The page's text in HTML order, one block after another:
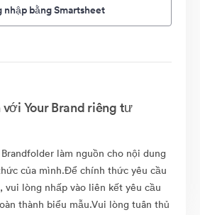
nhập bằng Smartsheet
Your Brand riêng tư
làm nguồn cho nội dung
của mình.Để chính thức yêu cầu
vui lòng nhấp vào liên kết yêu cầu
thành biểu mẫu.Vui lòng tuân thủ